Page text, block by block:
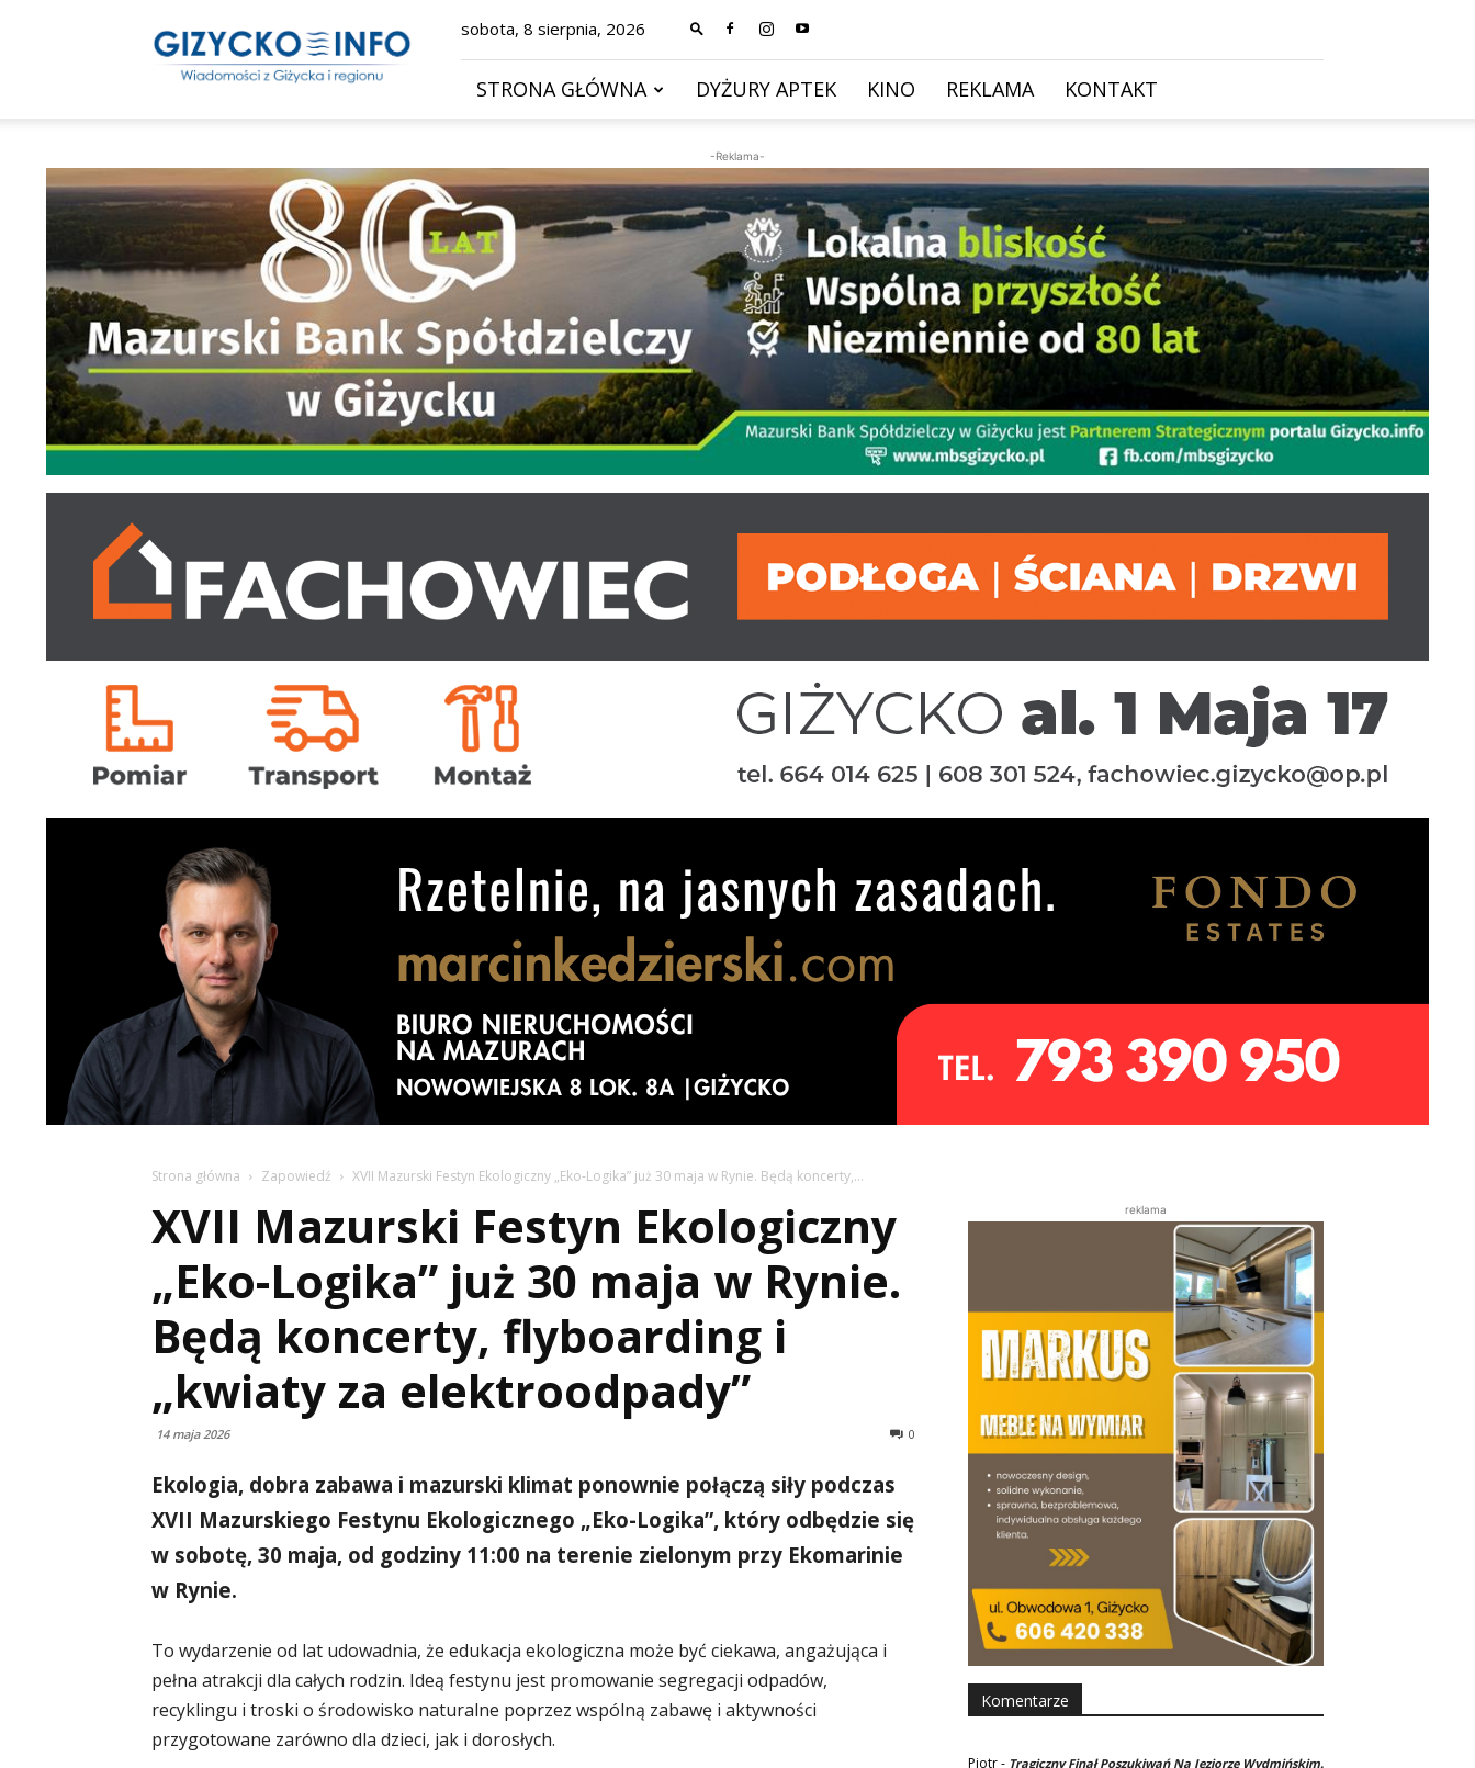
–
wiadomości
sobota, 8 sierpnia, 2026
STRONA GŁÓWNA DYŻURY APTEK KINO REKLAMA KONTAKT
-Reklama-
Strona główna Zapowiedź XVII Mazurski Festyn Ekologiczny „Eko-Logika” już 30 maja w Rynie. Będą koncerty,...
XVII Mazurski Festyn Ekologiczny
„Eko-Logika” już 30 maja w Rynie.
Będą koncerty, flyboarding i
„kwiaty za elektroodpady”
14 maja 2026 0
Ekologia, dobra zabawa i mazurski klimat ponownie połączą siły podczas
XVII Mazurskiego Festynu Ekologicznego „Eko-Logika”, który odbędzie się
w sobotę, 30 maja, od godziny 11:00 na terenie zielonym przy Ekomarinie
w Rynie.
To wydarzenie od lat udowadnia, że edukacja ekologiczna może być ciekawa, angażująca i
pełna atrakcji dla całych rodzin. Ideą festynu jest promowanie segregacji odpadów,
recyklingu i troski o środowisko naturalne poprzez wspólną zabawę i aktywności
przygotowane zarówno dla dzieci, jak i dorosłych.
reklama
Komentarze
Piotr- Tragiczny Finał Poszukiwań Na Jeziorze Wydmińskim.